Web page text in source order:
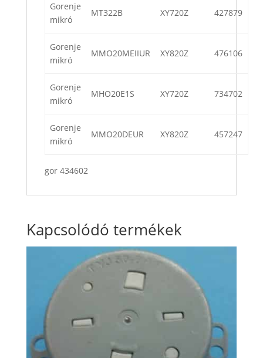
Gorenje
mikró
MT322B XY720Z 427879
Gorenje
mikró
MMO20MEIIUR XY820Z 476106
Gorenje
mikró
MHO20E1S XY720Z 734702
Gorenje
mikró
MMO20DEUR XY820Z 457247
gor 434602
Kapcsolódó termékek